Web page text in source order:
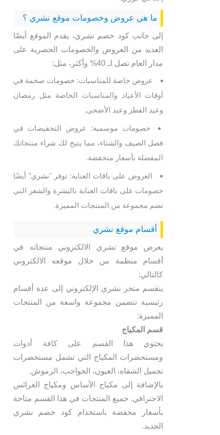
ما هي عروض وخصومات موقع نشري ؟
إلى جانب كود خصم نشري، يقدم الموقع أيضًا
العديد من العروض والخصومات الحصرية على
مدار العام تصل لـ 40% وأكثر، مثل:
عروض خاصة للمناسبات: خصومات ضخمة في
أوقات الأعياد والمناسبات الخاصة مثل رمضان
وعيد الفطر وعيد الأضحى.
خصومات موسمية: عروض التخفيضات في
فصل الصيف والشتاء، مما يتيح لك شراء منتجاتك
المفضلة بأسعار منخفضة.
العروض على باقات العناية: توفر "نشري" أيضًا
خصومات على باقات العناية بالبشرة والشعر التي
تضم مجموعة من المنتجات المميزة.
أقسام موقع نشري
يعرض موقع نشري الالكتروني منتجاته في
أقسام منظمة من خلال موقعه الالكتروني
كالتالي:
ينقسم متجر نشري الإلكتروني إلى عدة أقسام
رئيسية تتضمن مجموعة واسعة من المنتجات
المميزة:
قسم المكياج
يحتوي هذا القسم على كافة أدوات
ومستحضرات المكياج التي تشمل مستحضرات
تجميل الشفاه، العيون، الحواجب، الرموش.
بالإضافة إلى مكياج الأساس ومكياج العرائس
الاحترافي. جميع المنتجات في هذا القسم متاحة
بأسعار مخفضة باستخدام كود خصم نشري
الجديد.